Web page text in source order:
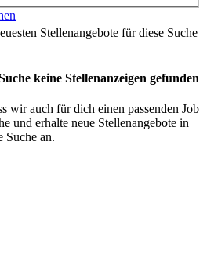
Stellenangebote für diese Suche
keine Stellenanzeigen gefunden
wir auch für dich einen passenden Job
und erhalte neue Stellenangebote in
Suche an.